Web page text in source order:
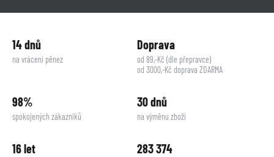
14 dnů
na vrácení pěnez
Doprava
od 89,-Kč (dle přepravce)
od 3000,-Kč doprava ZDARMA
98%
spokojených zákazníků
30 dnů
na výměnu zboží
16 let 283 374